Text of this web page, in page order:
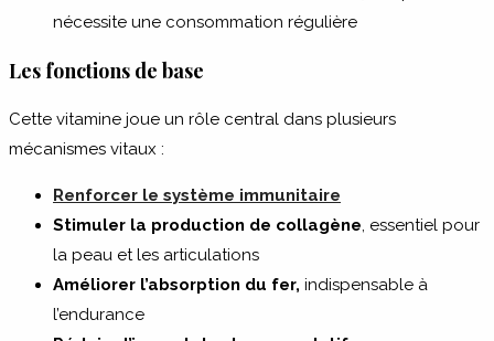
nécessite une consommation régulière
Les fonctions de base
Cette vitamine joue un rôle central dans plusieurs
mécanismes vitaux :
Renforcer le système immunitaire
Stimuler la production de collagène, essentiel pour
la peau et les articulations
Améliorer l’absorption du fer, indispensable à
l’endurance